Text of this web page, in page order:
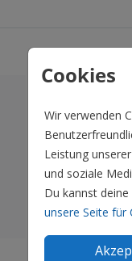
Cookies
Wir verwenden
Leistung
und soziale
Du kannst
unsere Seite für